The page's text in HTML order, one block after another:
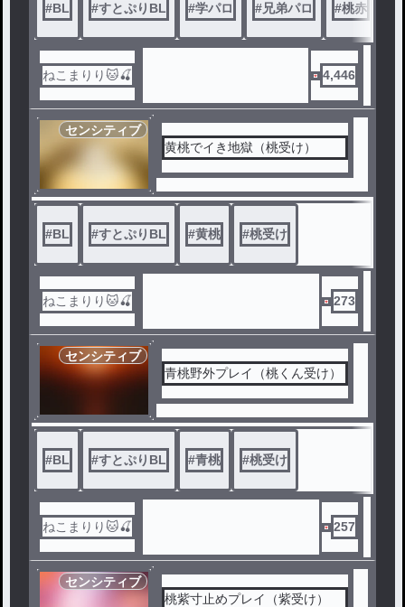
#BL #すとぷりBL #学パロ #兄弟パロ #桃赤
ねこまりり🐱🍒 4,446
センシティブ
黄桃でイき地獄（桃受け）
#BL #すとぷりBL #黄桃 #桃受け
ねこまりり🐱🍒 273
センシティブ
青桃野外プレイ（桃くん受け）
#BL #すとぷりBL #青桃 #桃受け
ねこまりり🐱🍒 257
センシティブ
桃紫寸止めプレイ（紫受け）